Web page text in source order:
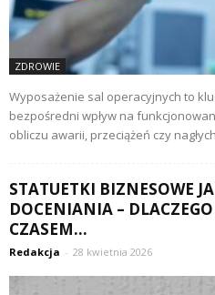
ZDROWIE
Wyposażenie sal operacyjnych to
bezpośredni wpływ na
obliczu awarii, przeciążeń czy
STATUETKI BIZNESOWE
DOCENIANIA –
CZASEM...
Redakcja - 28 kwietnia 2026